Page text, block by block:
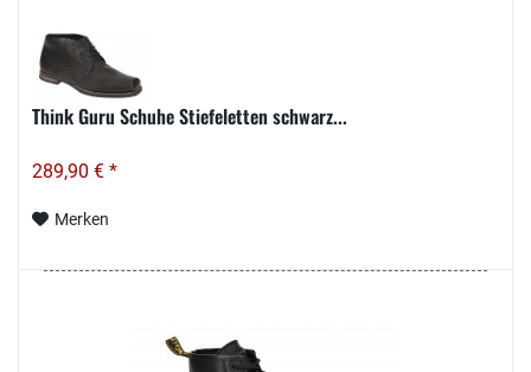
Think Guru Schuhe Stiefeletten schwarz...
289,90 € *
Merken